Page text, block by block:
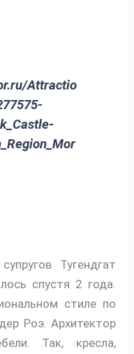
Attractio
Тугендгат
спустя 2 года.
стиле по
Роэ. Архитектор
Так, кресла,